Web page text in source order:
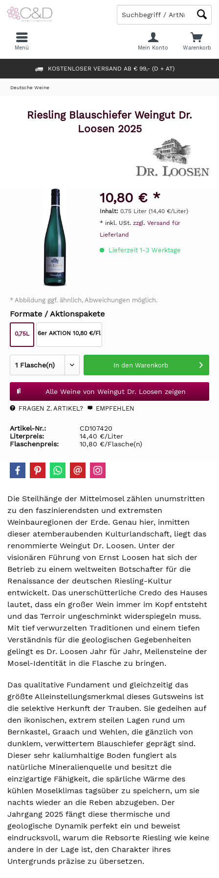
KOSTENLOSER VERSAND AB € 99,- (D + AT)
Warenkorb
Mein Konto
Menü
Deutsche Weine
Riesling Blauschiefer Weingut Dr.
Loosen 2025
10,80 € *
Inhalt: 0.75 Liter (14,40 €/Liter)
* inkl. USt. zzgl. Versand für
Lieferland
Lieferzeit 1-3 Werktage
* Abbildung ggf. ähnlich, Abweichungen möglich.
Formate / Aktionspakete
0,75L 6er AKTION 10,80 €/Fl
In den Warenkorb
Alle Weine von Weingut Dr. Loosen zeigen
FRAGEN Z. ARTIKEL? EMPFEHLEN
Artikel-Nr.:
CD107420
Literpreis:
14,40 €/Liter
Flaschenpreis:
10,80 €/Flasche(n)
Die Steilhänge der Mittelmosel zählen unumstritten
zu den faszinierendsten und extremsten
Weinbauregionen der Erde. Genau hier, inmitten
dieser atemberaubenden Kulturlandschaft, liegt das
renommierte Weingut Dr. Loosen. Unter der
visionären Führung von Ernst Loosen hat sich der
Betrieb zu einem weltweiten Botschafter für die
Renaissance der deutschen Riesling-Kultur
entwickelt. Das unerschütterliche Credo des Hauses
lautet, dass ein großer Wein immer im Kopf entsteht
und das Terroir ungeschminkt widerspiegeln muss.
Mit tief verwurzelten Traditionen und einem tiefen
Verständnis für die geologischen Gegebenheiten
gelingt es Dr. Loosen Jahr für Jahr, Meilensteine der
Mosel-Identität in die Flasche zu bringen.
Das qualitative Fundament und gleichzeitig das
größte Alleinstellungsmerkmal dieses Gutsweins ist
die selektive Herkunft der Trauben. Sie gedeihen auf
den ikonischen, extrem steilen Lagen rund um
Bernkastel, Graach und Wehlen, die gänzlich von
dunklem, verwittertem Blauschiefer geprägt sind.
Dieser sehr kaliumhaltige Boden fungiert als
natürliche Mineralienquelle und besitzt die
einzigartige Fähigkeit, die spärliche Wärme des
kühlen Moselklimas tagsüber zu speichern, um sie
nachts wieder an die Reben abzugeben. Der
Jahrgang 2025 fängt diese thermische und
geologische Dynamik perfekt ein und beweist
eindrucksvoll, warum die Rebsorte Riesling wie keine
andere in der Lage ist, den Charakter ihres
Untergrunds präzise zu übersetzen.